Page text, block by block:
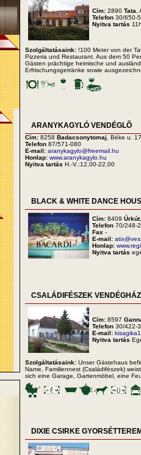
Cím: 2890 Tata,
Telefon 30/650-
Nyitva tartás
Szolgáltatásaink: !100 Meter von der
Pizzeria und Restaurant. Aus dem 50
Gästen prächtige heimische und
Erfrischungsgetränke sowie
ARANYKAGYLÓ VENDÉGLÕ
Cím: 8258 Badacsonytomaj, Béke u.
Telefon 87/571-080
E-mail: aranykagylo@freemail.hu
Honlap: www.aranykagylo.hu
Nyitva tartás H.-V.:12,00-22,00
BLACK & WHITE DANCE
Cím: 8409 Úrkút
Telefon 70/248-
Fax -
E-mail:
Honlap:
Nyitva tartás
CSALÁDIFÉSZEK VENDÉGHÁZ
Cím: 8597
Telefon 30/422-
E-mail:
Nyitva tartás
Szolgáltatásaink: Unser Gästehaus
Name, Familiennest (Családifészek)
sich eine Garage, Gartenmöbel, eine
DIXIE CSIRKE GYORSÉTTEREM